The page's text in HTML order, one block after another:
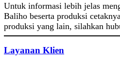
Untuk informasi lebih jelas
Baliho beserta produksi
produksi yang lain, silahkan
Layanan Klien